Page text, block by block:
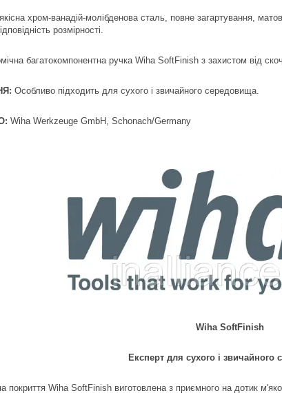
хром-ванадій-молібденова сталь, повне загартування,
розмірності.
багатокомпонентна ручка Wiha SoftFinish з захистом від
Особливо підходить для сухого і звичайного середовища.
Wiha Werkzeuge GmbH, Schonach/Germany
Wiha SoftFinish
Експерт для сухого і звичайного
покриття Wiha SoftFinish виготовлена з приємного на дотик